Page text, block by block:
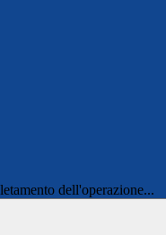
dell'operazione...